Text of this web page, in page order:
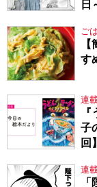
日
ご
す
連
子
回】
連